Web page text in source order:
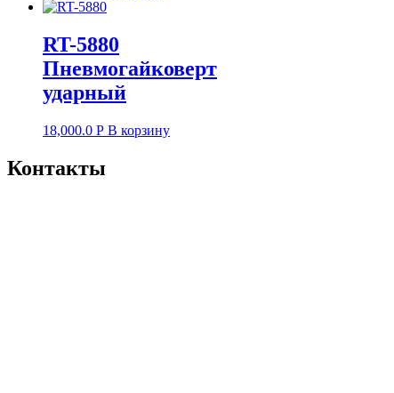
RT-5880
Пневмогайковерт
ударный
18,000.0 Р В корзину
Контакты